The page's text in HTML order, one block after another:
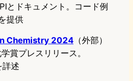
とドキュメント。コード例
提供
Chemistry 2024 （外部）
賞プレスリリース。
詳述